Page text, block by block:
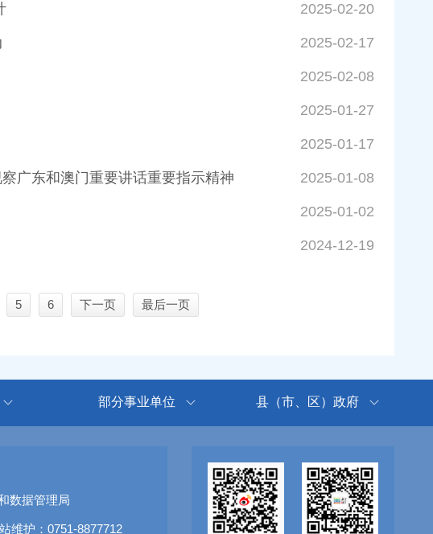
2025-02-20
2025-02-17
2025-02-08
2025-01-27
2025-01-17
广东和澳门重要讲话重要指示精神 2025-01-08
2025-01-02
2024-12-19
5 6 下一页 最后一页
部分事业单位 县（市、区）政府
数据管理局
维护：0751-8877712